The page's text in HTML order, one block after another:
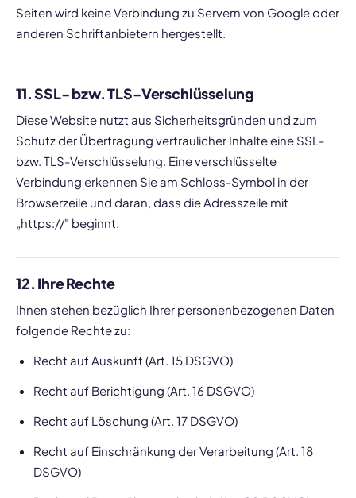
Seiten wird keine Verbindung zu Servern von Google oder
anderen Schriftanbietern hergestellt.
11. SSL- bzw. TLS-Verschlüsselung
Diese Website nutzt aus Sicherheitsgründen und zum
Schutz der Übertragung vertraulicher Inhalte eine SSL-
bzw. TLS-Verschlüsselung. Eine verschlüsselte
Verbindung erkennen Sie am Schloss-Symbol in der
Browserzeile und daran, dass die Adresszeile mit
„https://" beginnt.
12. Ihre Rechte
Ihnen stehen bezüglich Ihrer personenbezogenen Daten
folgende Rechte zu:
Recht auf Auskunft (Art. 15 DSGVO)
Recht auf Berichtigung (Art. 16 DSGVO)
Recht auf Löschung (Art. 17 DSGVO)
Recht auf Einschränkung der Verarbeitung (Art. 18
DSGVO)